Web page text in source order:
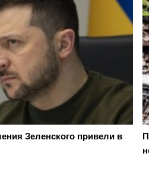
Зеленского привели в